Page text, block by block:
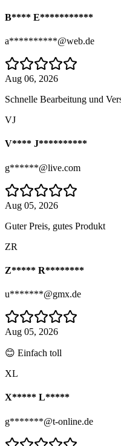
B**** E***********
a**********@web.de
Aug 06, 2026
Schnelle Bearbeitung und
VJ
V**** J**********
g******@live.com
Aug 05, 2026
Guter Preis, gutes Produkt
ZR
Z***** R********
u*******@gmx.de
Aug 05, 2026
😊 Einfach toll
XL
X***** L*****
g*******@t-online.de